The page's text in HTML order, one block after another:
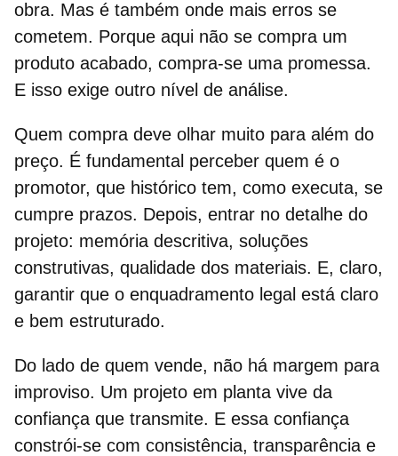
obra. Mas é também onde mais erros se
cometem. Porque aqui não se compra um
produto acabado, compra-se uma promessa.
E isso exige outro nível de análise.
Quem compra deve olhar muito para além do
preço. É fundamental perceber quem é o
promotor, que histórico tem, como executa, se
cumpre prazos. Depois, entrar no detalhe do
projeto: memória descritiva, soluções
construtivas, qualidade dos materiais. E, claro,
garantir que o enquadramento legal está claro
e bem estruturado.
Do lado de quem vende, não há margem para
improviso. Um projeto em planta vive da
confiança que transmite. E essa confiança
constrói-se com consistência, transparência e